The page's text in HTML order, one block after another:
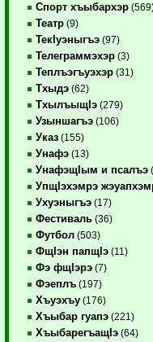
Спорт хъыбархэр
Театр (9)
ТекIуэныгъэ (97)
Телеграммэхэр (3)
Теплъэгъуэхэр (31)
Тхыдэ (62)
ТхылъыщIэ (279)
Узыншагъэ (106)
Указ (155)
Унафэ (13)
УнафэщIым и псалъэ
УпщIэхэмрэ
Ухуэныгъэ (17)
Фестиваль (36)
Футбол (503)
ФщIэн папщIэ (11)
Фэ фщIэрэ (7)
Фэеплъ (197)
Хъуэхъу (176)
Хъыбар гуапэ (221)
ХъыбарегъащIэ (64)